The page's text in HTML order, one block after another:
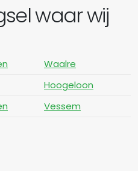
waar wij
Waalre
Hoogeloon
Vessem